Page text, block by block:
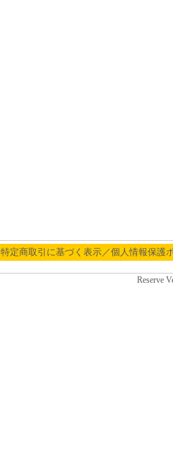
特定商取引に基づく表示／個人情報保護
Reserve